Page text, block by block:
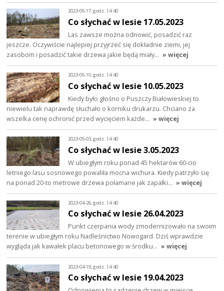
2023-05-17, godz. 14:40
Co słychać w lesie 17.05.2023
Las zawsze można odnowić, posadzić raz
jeszcze. Oczywiście najlepiej przyjrzeć się dokładnie ziemi, jej
zasobom i posadzić takie drzewa jakie będą miały… » więcej
2023-05-10, godz. 14:40
Co słychać w lesie 10.05.2023
Kiedy było głośno o Puszczy Białowieskiej to
niewielu tak naprawdę słuchało o korniku drukarzu. Chciano za
wszelka cenę ochronić przed wycięciem każde… » więcej
2023-05-03, godz. 14:40
Co słychać w lesie 3.05.2023
W ubiegłym roku ponad 45 hektarów 60-cio
letniego lasu sosnowego powaliła mocna wichura. Kiedy patrzyło się
na ponad 20-to metrowe drzewa połamane jak zapałki… » więcej
2023-04-26, godz. 14:40
Co słychać w lesie 26.04.2023
Punkt czerpania wody zmodernizowało na swoim
terenie w ubiegłym roku Nadleśnictwo Nowogard. Dziś wprawdzie
wygląda jak kawałek placu betonowego w środku… » więcej
2023-04-19, godz. 14:40
Co słychać w lesie 19.04.2023